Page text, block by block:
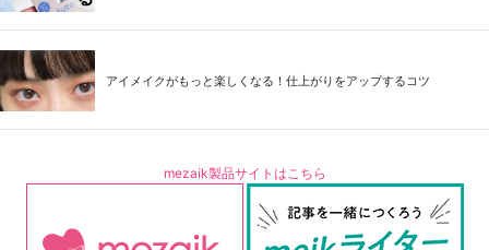
アイメイクがもっと楽しくなる！仕上がりをアップするコツ
mezaik製品サイトはこちら